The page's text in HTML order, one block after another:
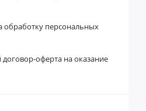
обработку персональных
оферта на оказание